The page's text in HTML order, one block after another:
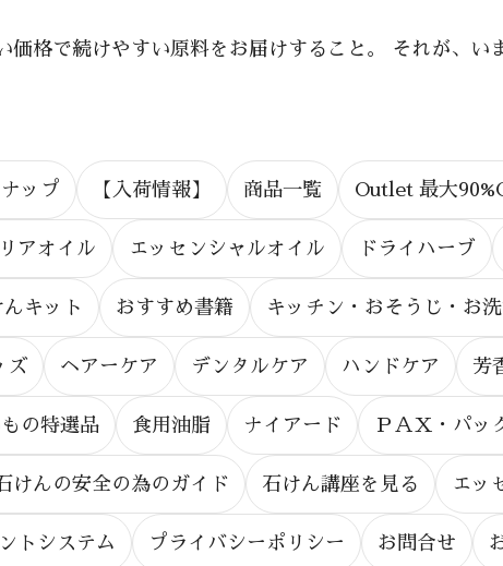
価格で続けやすい原料をお届けすること。 それが、い
ップ 【入荷情報】 商品一覧 Outlet 最大
アオイル エッセンシャルオイル ドライハーブ
キット おすすめ書籍 キッチン・おそうじ・お
ズ ヘアーケア デンタルケア ハンドケア 芳
の特選品 食用油脂 ナイアード ＰＡＸ・パッ
けんの安全の為のガイド 石けん講座を見る エッ
トシステム プライバシーポリシー お問合せ